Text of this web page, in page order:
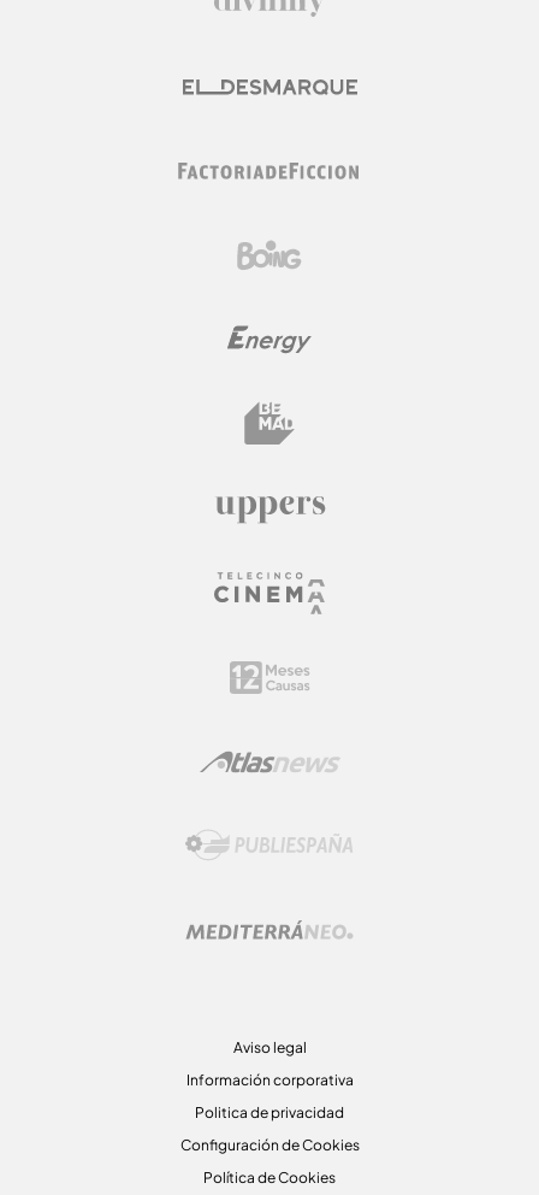
Aviso legal
Información corporativa
Politica de privacidad
Configuración de Cookies
Política de Cookies